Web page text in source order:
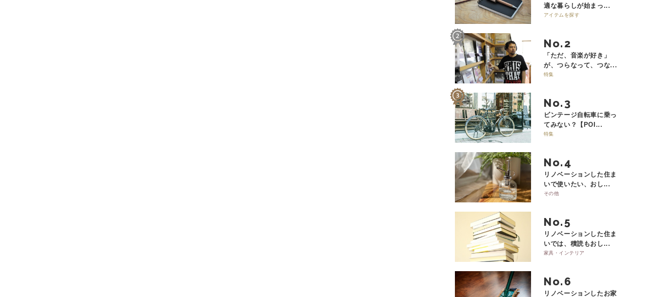
適な暮らしが始まっ...
アイテムを探す
No.
「ただ、音楽が好き」
が、つらなって、つな...
特集
No.
ビンテージ自転車に乗っ
てみない？【POI...
特集
No.
リノベーションした住ま
いで使いたい、おし...
その他
No.
リノベーションした住ま
いでは、積読もおし...
家具・インテリア
No.
リノベーションしたお家